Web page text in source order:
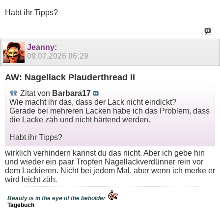
Habt ihr Tipps?
Jeanny:
09.07.2026 06:29
AW: Nagellack Plauderthread II
Zitat von Barbara17
Wie macht ihr das, dass der Lack nicht eindickt?
Gerade bei mehreren Lacken habe ich das Problem, dass
die Lacke zäh und nicht härtend werden.
Habt ihr Tipps?
wirklich verhindern kannst du das nicht. Aber ich gebe hin
und wieder ein paar Tropfen Nagellackverdünner rein vor
dem Lackieren. Nicht bei jedem Mal, aber wenn ich merke er
wird leicht zäh.
Beauty is in the eye of the beholder
Tagebuch